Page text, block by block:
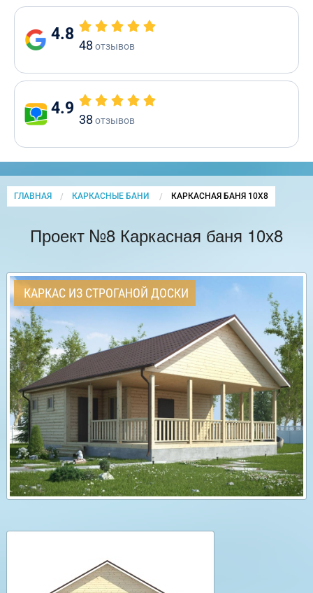
4.8
48 отзывов
4.9
38 отзывов
ГЛАВНАЯ КАРКАСНЫЕ БАНИ CURRENT:
КАРКАСНАЯ БАНЯ 10Х8
Проект №8 Каркасная баня 10х8
КАРКАС ИЗ СТРОГАНОЙ ДОСКИ